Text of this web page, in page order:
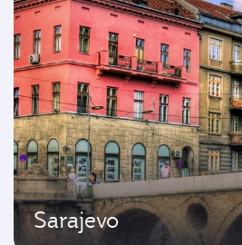
Sarajevo